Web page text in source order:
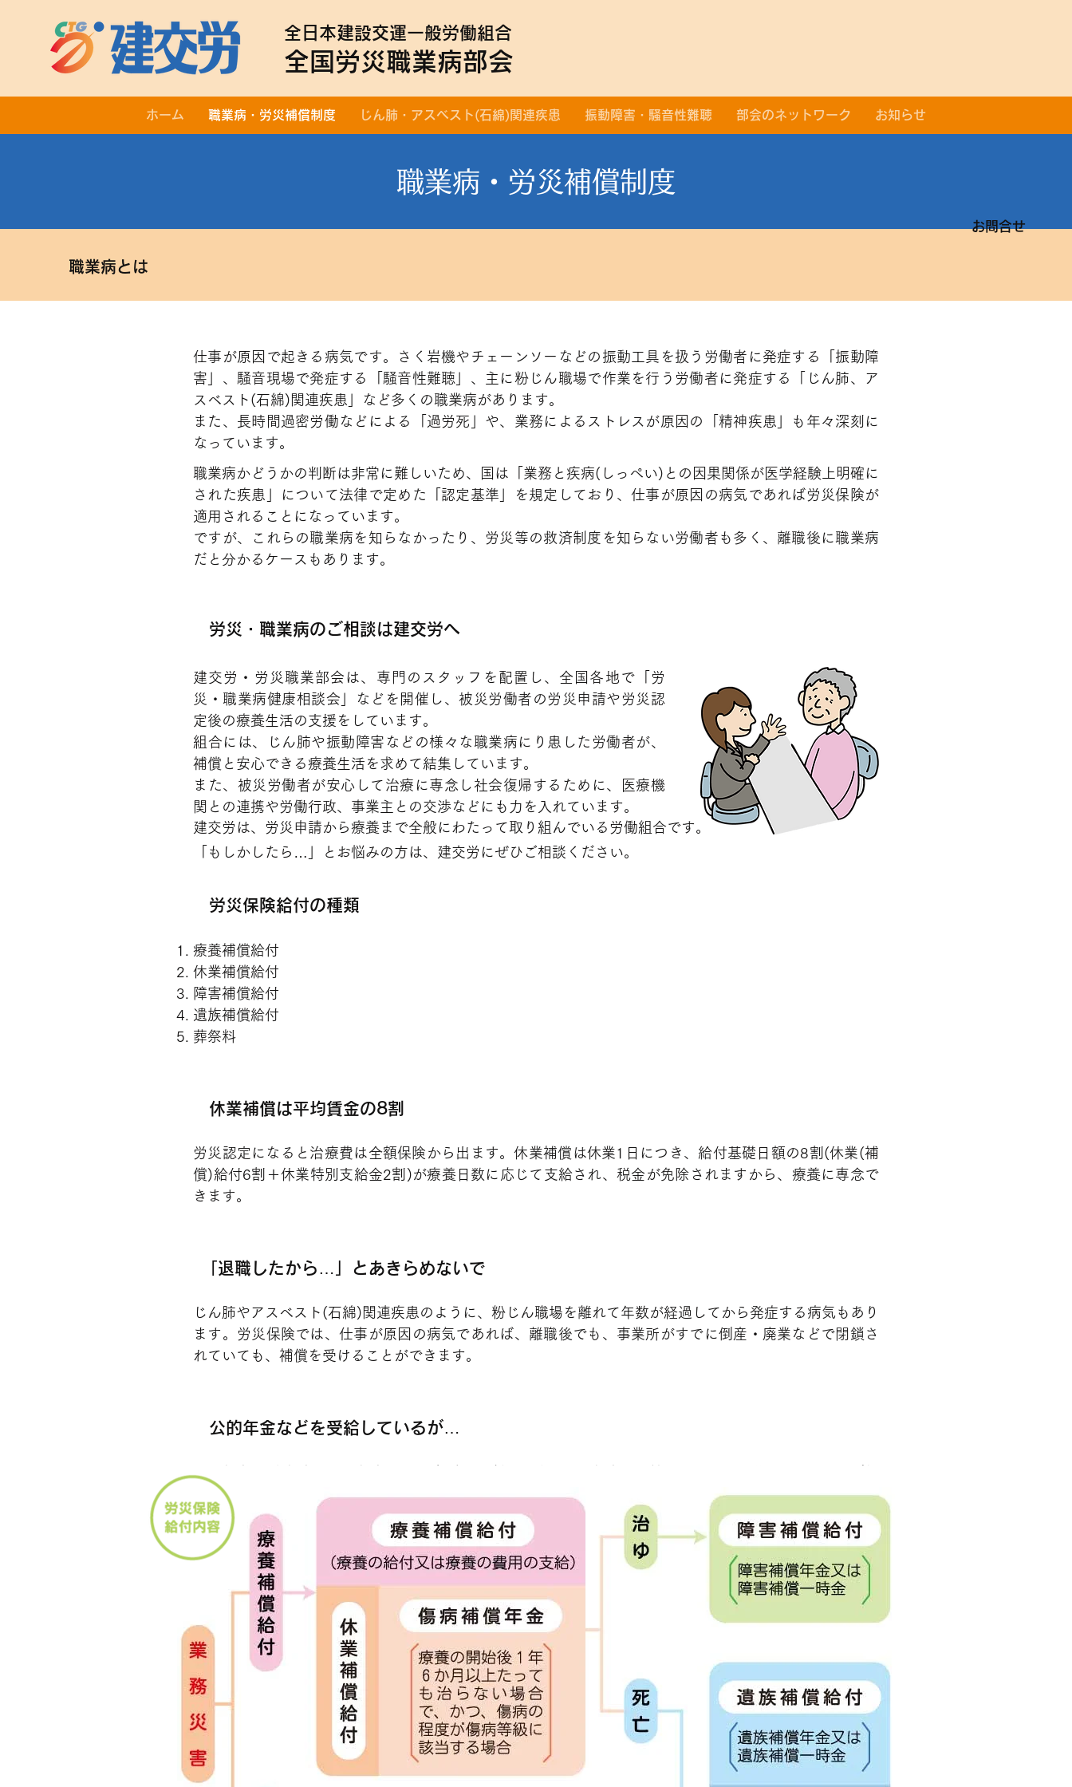
​お問合せ
全日本建設交運一般労働組合
全国労災職業病部会
ホーム 職業病・労災補償制度 じん肺・アスベスト(石綿)関連疾患 振動障害・騒音性難聴 部会のネットワーク お知らせ
職業病・労災補償制度
職業病とは
仕事が原因で起きる病気です。さく岩機やチェーンソーなどの振動工具を扱う労働者に発症する「振動障
害」、騒音現場で発症する「騒音性難聴」、主に粉じん職場で作業を行う労働者に発症する「じん肺、ア
スベスト(石綿)関連疾患」など多くの職業病があります。
また、長時間過密労働などによる「過労死」や、業務によるストレスが原因の「精神疾患」も年々深刻に
なっています。
職業病かどうかの判断は非常に難しいため、国は「業務と疾病(しっぺい)との因果関係が医学経験上明確に
された疾患」について法律で定めた「認定基準」を規定しており、仕事が原因の病気であれば労災保険が
適用されることになっています。
ですが、これらの職業病を知らなかったり、労災等の救済制度を知らない労働者も多く、離職後に職業病
だと分かるケースもあります。
労災・職業病のご相談は建交労へ
建交労・労災職業部会は、専門のスタッフを配置し、全国各地で「労
災・職業病健康相談会」などを開催し、被災労働者の労災申請や労災認
定後の療養生活の支援をしています。
組合には、じん肺や振動障害などの様々な職業病にり患した労働者が、
補償と安心できる療養生活を求めて結集しています。
また、被災労働者が安心して治療に専念し社会復帰するために、医療機
関との連携や労働行政、事業主との交渉などにも力を入れています。
建交労は、労災申請から療養まで全般にわたって取り組んでいる労働組合です。
「もしかしたら…」とお悩みの方は、建交労にぜひご相談ください。
労災保険給付の種類
療養補償給付
休業補償給付
障害補償給付
遺族補償給付
葬祭料
休業補償は平均賃金の8割
労災認定になると治療費は全額保険から出ます。休業補償は休業1日につき、給付基礎日額の8割(休業(補
償)給付6割＋休業特別支給金2割)が療養日数に応じて支給され、税金が免除されますから、療養に専念で
きます。
「退職したから…」とあきらめないで
じん肺やアスベスト(石綿)関連疾患のように、粉じん職場を離れて年数が経過してから発症する病気もあり
ます。労災保険では、仕事が原因の病気であれば、離職後でも、事業所がすでに倒産・廃業などで閉鎖さ
れていても、補償を受けることができます。
公的年金などを受給しているが…
公的年金(厚生年金・国民年金)と労災保険は関係ありません。年金を受給していても、労災認定されれば休
業補償は支給されます。